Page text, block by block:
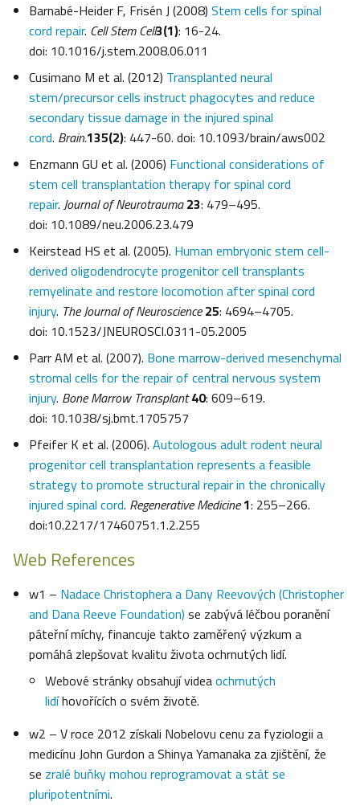
Barnabé-Heider F, Frisén J (2008) Stem cells for spinal
cord repair. Cell Stem Cell3(1): 16-24.
doi: 10.1016/j.stem.2008.06.011
Cusimano M et al. (2012) Transplanted neural
stem/precursor cells instruct phagocytes and reduce
secondary tissue damage in the injured spinal
cord. Brain.135(2): 447-60. doi: 10.1093/brain/aws002
Enzmann GU et al. (2006) Functional considerations of
stem cell transplantation therapy for spinal cord
repair. Journal of Neurotrauma 23: 479–495.
doi: 10.1089/neu.2006.23.479
Keirstead HS et al. (2005). Human embryonic stem cell-
derived oligodendrocyte progenitor cell transplants
remyelinate and restore locomotion after spinal cord
injury. The Journal of Neuroscience 25: 4694–4705.
doi: 10.1523/​JNEUROSCI.0311-05.2005
Parr AM et al. (2007). Bone marrow-derived mesenchymal
stromal cells for the repair of central nervous system
injury. Bone Marrow Transplant 40: 609–619.
doi: 10.1038/sj.bmt.1705757
Pfeifer K et al. (2006). Autologous adult rodent neural
progenitor cell transplantation represents a feasible
strategy to promote structural repair in the chronically
injured spinal cord. Regenerative Medicine1: 255–266.
doi:10.2217/17460751.1.2.255
Web References
w1 – Nadace Christophera a Dany Reevových (Christopher
and Dana Reeve Foundation) se zabývá léčbou poranění
páteřní míchy, financuje takto zaměřený výzkum a
pomáhá zlepšovat kvalitu života ochrnutých lidí.
Webové stránky obsahují videaochrnutých
lidíhovořících o svém životě.
w2 – V roce 2012 získali Nobelovu cenu za fyziologii a
medicínu John Gurdon a Shinya Yamanaka za zjištění, že
se zralé buňky mohou reprogramovat a stát se
pluripotentními.